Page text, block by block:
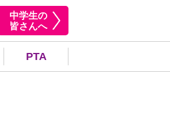
中学生の
皆さんへ
PTA